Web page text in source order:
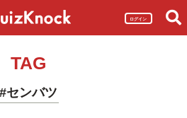
ログイン
TAG
#センバツ